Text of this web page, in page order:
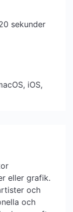
sekunder
iOS,
eller grafik.
och
och